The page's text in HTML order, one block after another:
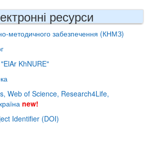
ресурси
методичного забезпечення (КНМЗ)
KhNURE"
Web of Science, Research4Life,
new!
Identifier (DOI)